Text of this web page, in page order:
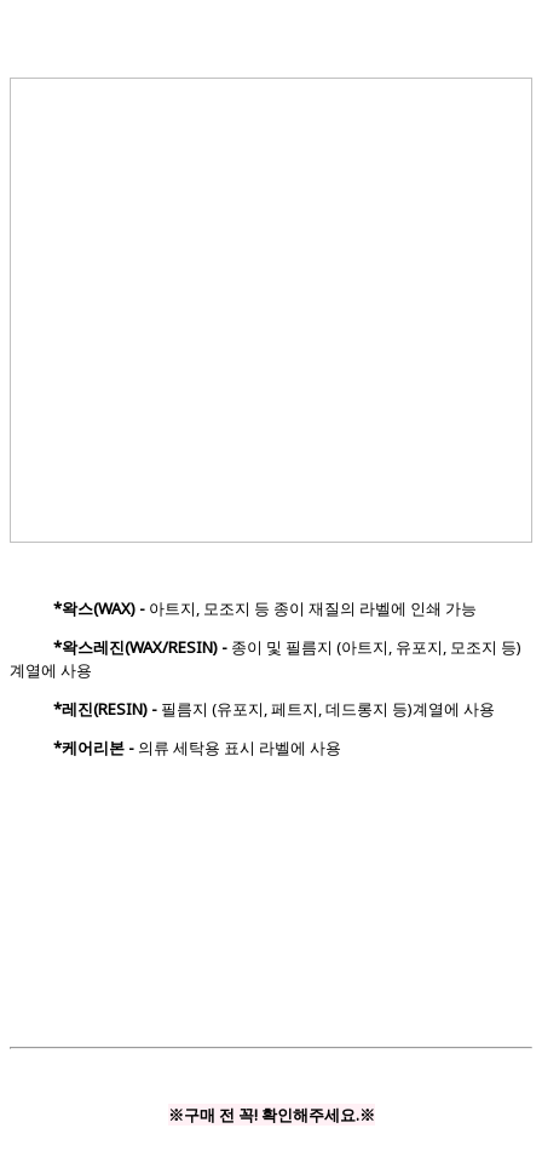
*왁스(WAX) - 아트지, 모조지 등 종이 재질의 라벨에 인쇄 가능
*왁스레진(WAX/RESIN) - 종이 및 필름지 (아트지, 유포지, 모조지 등)
계열에 사용
*레진(RESIN) - 필름지 (유포지, 페트지, 데드롱지 등)계열에 사용
*케어리본 - 의류 세탁용 표시 라벨에 사용
※구매 전 꼭! 확인해주세요.※